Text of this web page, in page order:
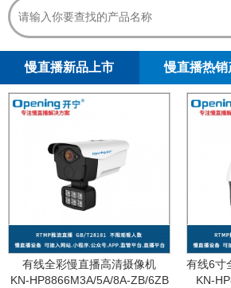
慢直播新品上市 慢直播热销
有线全彩慢直播高清摄像机
KN-HP8866M3A/5A/8A-ZB/6ZB
有线6寸
KN-